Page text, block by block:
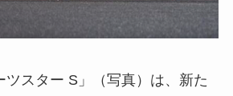
ツスター S」（写真）は、新た